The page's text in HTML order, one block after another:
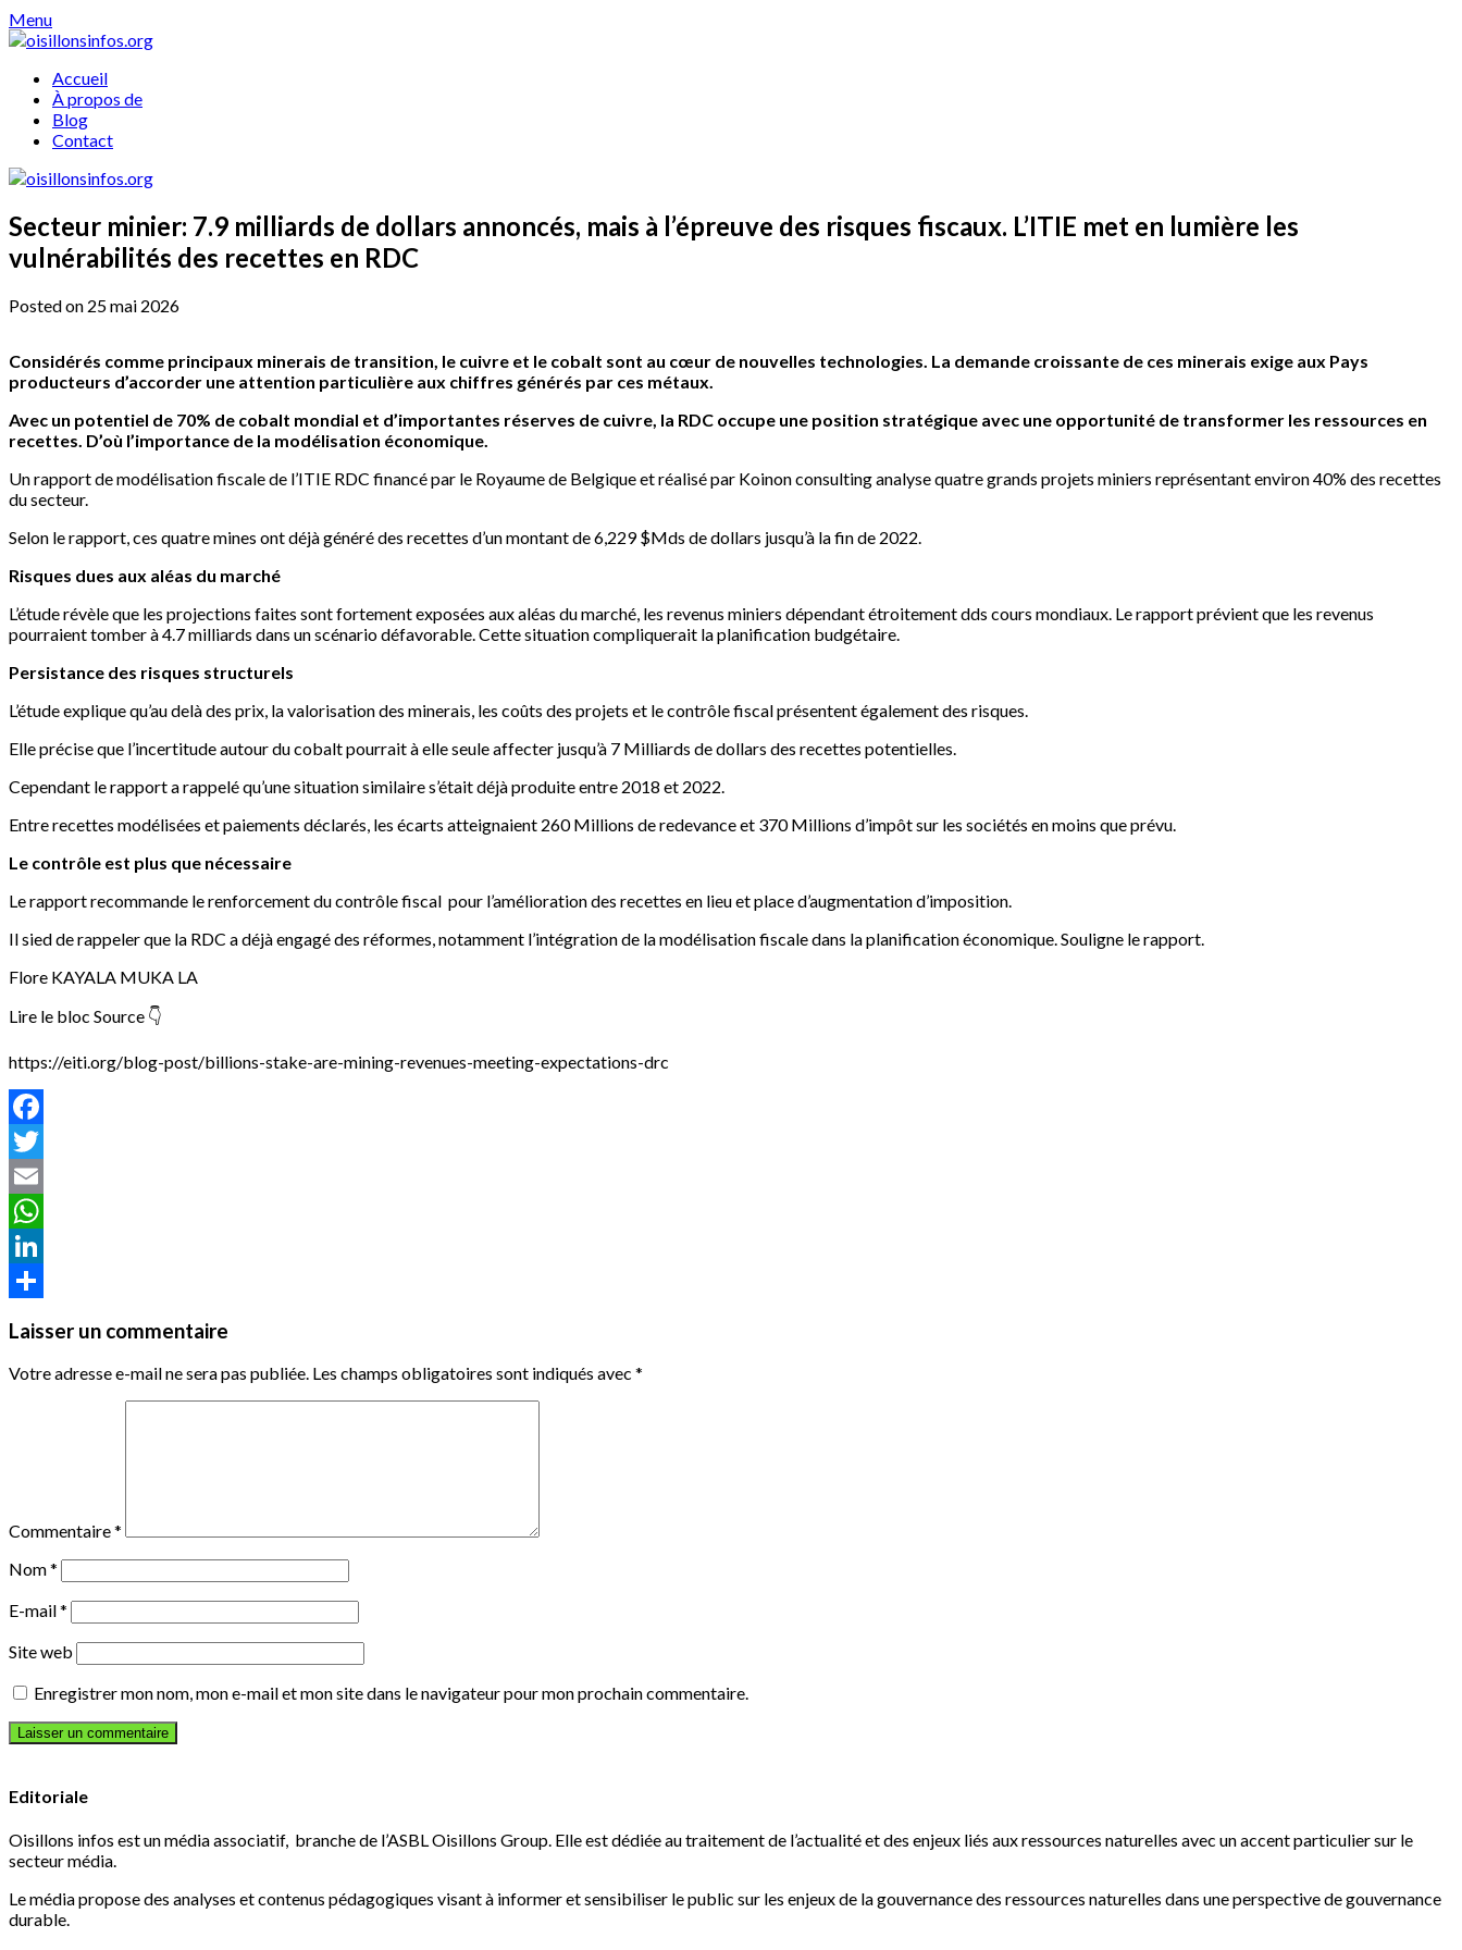
Skip
to
Menu
Accueil
À propos de
Blog
Contact
Secteur minier: 7.9 milliards de dollars annoncés, mais à l’épreuve des risques fiscaux. L’ITIE met en lumière les
vulnérabilités des recettes en RDC
Posted on 25 mai 2026
Considérés comme principaux minerais de transition, le cuivre et le cobalt sont au cœur de nouvelles technologies. La demande croissante de ces minerais exige aux Pays
producteurs d’accorder une attention particulière aux chiffres générés par ces métaux.
Avec un potentiel de 70% de cobalt mondial et d’importantes réserves de cuivre, la RDC occupe une position stratégique avec une opportunité de transformer les ressources en
recettes. D’où l’importance de la modélisation économique.
Un rapport de modélisation fiscale de l’ITIE RDC financé par le Royaume de Belgique et réalisé par Koinon consulting analyse quatre grands projets miniers représentant environ 40% des recettes
du secteur.
Selon le rapport, ces quatre mines ont déjà généré des recettes d’un montant de 6,229 $Mds de dollars jusqu’à la fin de 2022.
Risques dues aux aléas du marché
L’étude révèle que les projections faites sont fortement exposées aux aléas du marché, les revenus miniers dépendant étroitement dds cours mondiaux. Le rapport prévient que les revenus
pourraient tomber à 4.7 milliards dans un scénario défavorable. Cette situation compliquerait la planification budgétaire.
Persistance des risques structurels
L’étude explique qu’au delà des prix, la valorisation des minerais, les coûts des projets et le contrôle fiscal présentent également des risques.
Elle précise que l’incertitude autour du cobalt pourrait à elle seule affecter jusqu’à 7 Milliards de dollars des recettes potentielles.
Cependant le rapport a rappelé qu’une situation similaire s’était déjà produite entre 2018 et 2022.
Entre recettes modélisées et paiements déclarés, les écarts atteignaient 260 Millions de redevance et 370 Millions d’impôt sur les sociétés en moins que prévu.
Le contrôle est plus que nécessaire
Le rapport recommande le renforcement du contrôle fiscal pour l’amélioration des recettes en lieu et place d’augmentation d’imposition.
Il sied de rappeler que la RDC a déjà engagé des réformes, notamment l’intégration de la modélisation fiscale dans la planification économique. Souligne le rapport.
Flore KAYALA MUKA LA
Lire le bloc Source 👇
https://eiti.org/blog-post/billions-stake-are-mining-revenues-meeting-expectations-drc
Facebook
Twitter
Email
WhatsApp
LinkedIn
Laisser un commentaire
Votre adresse e-mail ne sera pas publiée. Les champs obligatoires sont indiqués avec *
Commentaire*
Nom*
E-mail*
Site web
Enregistrer mon nom, mon e-mail et mon site dans le navigateur pour mon prochain commentaire.
Editoriale
Oisillons infos est un média associatif, branche de l’ASBL Oisillons Group. Elle est dédiée au traitement de l’actualité et des enjeux liés aux ressources naturelles avec un accent particulier sur le
secteur média.
Le média propose des analyses et contenus pédagogiques visant à informer et sensibiliser le public sur les enjeux de la gouvernance des ressources naturelles dans une perspective de gouvernance
durable.